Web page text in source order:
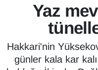
Yaz
Hakkari'nin
günler kala kar
Biyografi
ÇEVRE
Van Trafik
Süper Lig Puan
Tüm Manşetler